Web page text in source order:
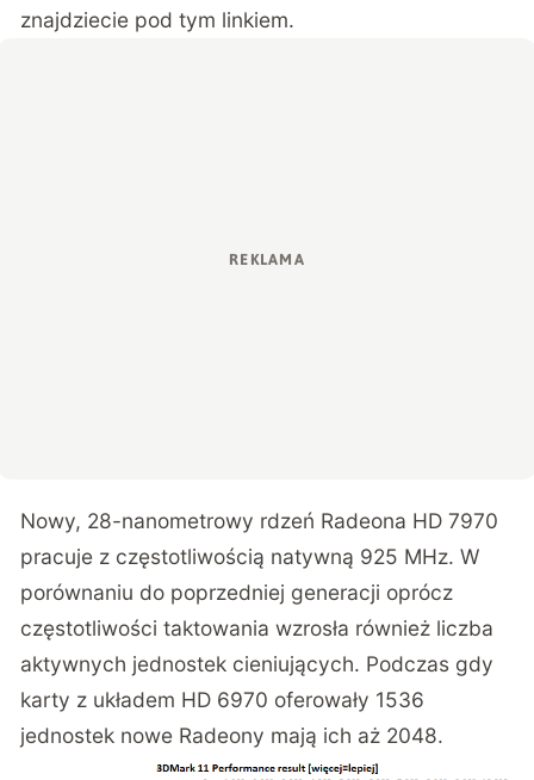
znajdziecie podtym linkiem.
Nowy, 28-nanometrowy rdzeń Radeona HD 7970
pracuje z częstotliwością natywną 925 MHz. W
porównaniu do poprzedniej generacji oprócz
częstotliwości taktowania wzrosła również liczba
aktywnych jednostek cieniujących. Podczas gdy
karty z układem HD 6970 oferowały 1536
jednostek nowe Radeony mają ich aż 2048.